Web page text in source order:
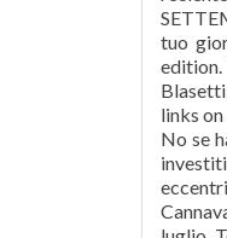
tuo
edition.
links
No se